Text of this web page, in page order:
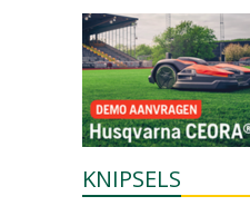
KNIPSELS